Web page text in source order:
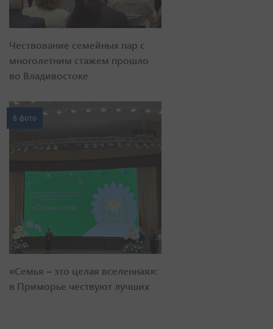
Чествование семейных пар с
многолетним стажем прошло
во Владивостоке
8 фото
«Семья – это целая вселенная»:
в Приморье чествуют лучших